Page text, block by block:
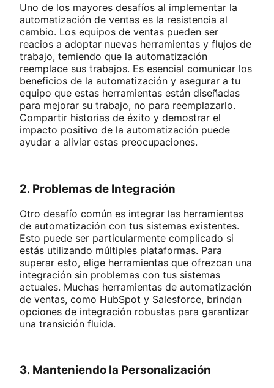
Uno de los mayores desafíos al implementar la
automatización de ventas es la resistencia al
cambio. Los equipos de ventas pueden ser
reacios a adoptar nuevas herramientas y flujos de
trabajo, temiendo que la automatización
reemplace sus trabajos. Es esencial comunicar los
beneficios de la automatización y asegurar a tu
equipo que estas herramientas están diseñadas
para mejorar su trabajo, no para reemplazarlo.
Compartir historias de éxito y demostrar el
impacto positivo de la automatización puede
ayudar a aliviar estas preocupaciones.
2. Problemas de Integración
Otro desafío común es integrar las herramientas
de automatización con tus sistemas existentes.
Esto puede ser particularmente complicado si
estás utilizando múltiples plataformas. Para
superar esto, elige herramientas que ofrezcan una
integración sin problemas con tus sistemas
actuales. Muchas herramientas de automatización
de ventas, como HubSpot y Salesforce, brindan
opciones de integración robustas para garantizar
una transición fluida.
3. Manteniendo la Personalización